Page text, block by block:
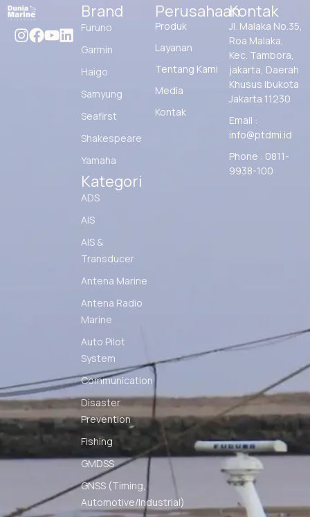
Brand
Furuno
Garmin
Haigo
Samyung
Seafirst
Shakespeare
Yamaha
Kategori
ADS
AIS
AIS &
Transducer
Antena Marine
Antena Radio
Marine
Auto Pilot
System
Communication
Disaster
Prevention
Fishing
GMDSS
GNSS (Timing,
Automotive/Industrial)
Perusahaan
Produk
Layanan
Tentang Kami
Media
Kontak
Kontak
Jl. Malaka No.35,
Roa Malaka,
Kec. Tambora,
jakarta, Daerah
Khusus Ibukota
Jakarta 11230
Email :
info@ptdmi.id
Phone : 0811-
9938-100